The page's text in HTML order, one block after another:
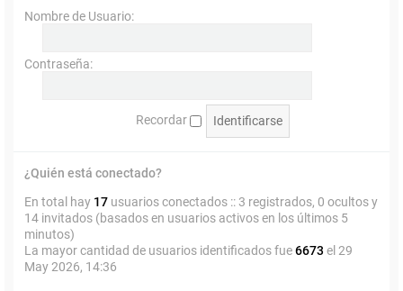
Nombre de Usuario:
Contraseña:
Recordar
¿Quién está conectado?
En total hay 17 usuarios conectados :: 3 registrados, 0 ocultos y
14 invitados (basados en usuarios activos en los últimos 5
minutos)
La mayor cantidad de usuarios identificados fue6673 el 29
May 2026, 14:36